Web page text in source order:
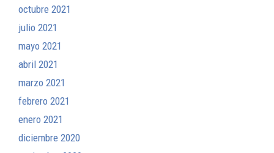
octubre 2021
julio 2021
mayo 2021
abril 2021
marzo 2021
febrero 2021
enero 2021
diciembre 2020